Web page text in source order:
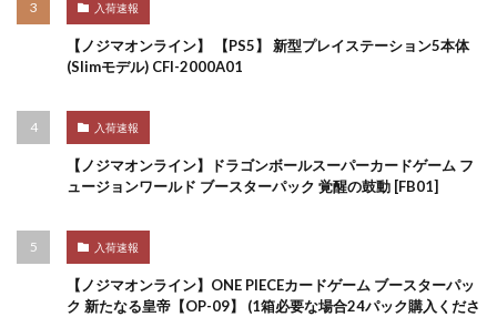
入荷速報
【ノジマオンライン】 【PS5】 新型プレイステーション5本体
(Slimモデル) CFI-2000A01
入荷速報
【ノジマオンライン】ドラゴンボールスーパーカードゲーム フ
ュージョンワールド ブースターパック 覚醒の鼓動 [FB01]
入荷速報
【ノジマオンライン】ONE PIECEカードゲーム ブースターパッ
ク 新たなる皇帝【OP-09】 (1箱必要な場合24パック購入くださ